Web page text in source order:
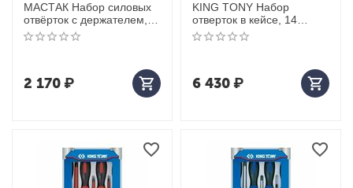
МАСТАК Набор силовых
отвёрток с держателем, 6
предметов
2 170₽
KING TONY Набор
отверток в кейсе, 14
предметов
6 430₽